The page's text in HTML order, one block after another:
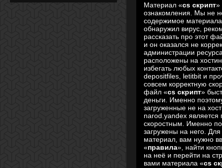
Материал «cs скрипт»
ознакомления. Мы не
содержимое
обнаружил вирус,
рассказать про этот
и он оказался не
администрации
расположены на
избегать любых
depositfiles, letitbit и
совсем корректную
файл «cs скрипт»
деньги. Именно
загруженные не на
narod.yandex
скоростным. Именно
загружены на него.
материал, вам нужно
«правила», найти
на неё и перейти на
вами материала «cs